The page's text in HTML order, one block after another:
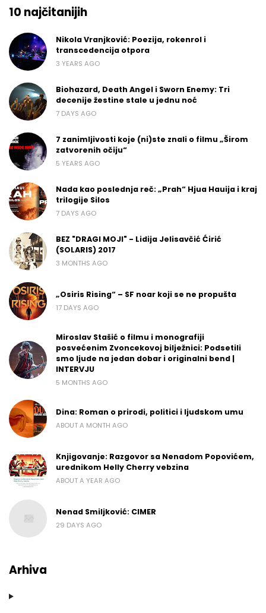
10 najčitanijih
Nikola Vranjković: Poezija, rokenrol i
transcedencija otpora
3 YEARS AGO
Biohazard, Death Angel i Sworn Enemy: Tri
decenije žestine stale u jednu noć
7 DAYS AGO
7 zanimljivosti koje (ni)ste znali o filmu „Širom
zatvorenih očiju“
5 YEARS AGO
Nada kao poslednja reč: „Prah“ Hjua Hauija i kraj
trilogije Silos
7 DAYS AGO
BEZ "DRAGI MOJI" - Lidija Jelisavčić Ćirić
(SOLARIS) 2017
3 MONTHS AGO
„Osiris Rising“ – SF noar koji se ne propušta
17 DAYS AGO
Miroslav Stašić o filmu i monografiji
posvećenim Zvoncekovoj bilježnici: Podsetili
smo ljude na jedan dobar i originalni bend |
INTERVJU
5 MONTHS AGO
Dina: Roman o prirodi, politici i ljudskom umu
ABOUT A MONTH AGO
Knjigovanje: Razgovor sa Nenadom Popovićem,
urednikom Helly Cherry vebzina
ABOUT A YEAR AGO
Nenad Smiljković: CIMER
29 DAYS AGO
Arhiva